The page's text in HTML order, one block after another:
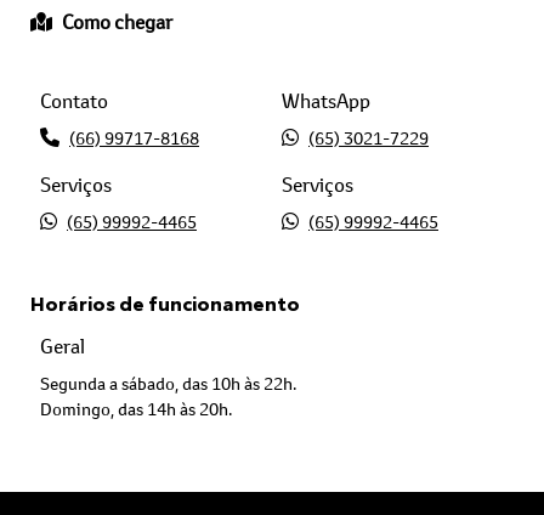
(66) 99717-8168 (65) 3021-7229
Serviços
(65) 99992-4465
Serviços
(65) 99992-4465
Geral
Segunda a sábado, das 10h às 22h.
Domingo, das 14h às 20h.